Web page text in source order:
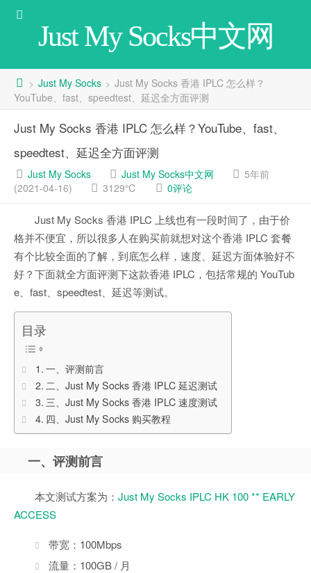
Just My Socks中文网
> Just My Socks > Just My Socks 香港 IPLC 怎么样？
YouTube、fast、speedtest、延迟全方面评测
Just My Socks 香港 IPLC 怎么样？YouTube、fast、
speedtest、延迟全方面评测
Just My Socks Just My Socks中文网
5年前
(2021-04-16)
3129℃ 0评论
Just My Socks 香港 IPLC 上线也有一段时间了，由于价
格并不便宜，所以很多人在购买前就想对这个香港 IPLC 套餐
有个比较全面的了解，到底怎么样，速度、延迟方面体验好不
好？下面就全方面评测下这款香港 IPLC，包括常规的 YouTub
e、fast、speedtest、延迟等测试。
目录
一、评测前言
二、Just My Socks 香港 IPLC 延迟测试
三、Just My Socks 香港 IPLC 速度测试
四、Just My Socks 购买教程
一、评测前言
本文测试方案为： Just My Socks IPLC HK 100 ** EARLY
ACCESS
带宽：100Mbps
流量：100GB / 月